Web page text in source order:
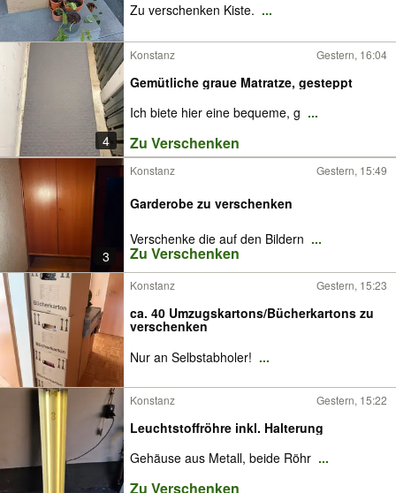
Zu verschenken Kiste. ...
4
Konstanz Gestern, 16:04
Gemütliche graue Matratze, gesteppt
Ich biete hier eine bequeme, g ...
Zu Verschenken
3
Konstanz Gestern, 15:49
Garderobe zu verschenken
Verschenke die auf den Bildern ...
Zu Verschenken
Konstanz Gestern, 15:23
ca. 40 Umzugskartons/Bücherkartons zu
verschenken
Nur an Selbstabholer! ...
Konstanz Gestern, 15:22
Leuchtstoffröhre inkl. Halterung
Gehäuse aus Metall, beide Röhr ...
Zu Verschenken